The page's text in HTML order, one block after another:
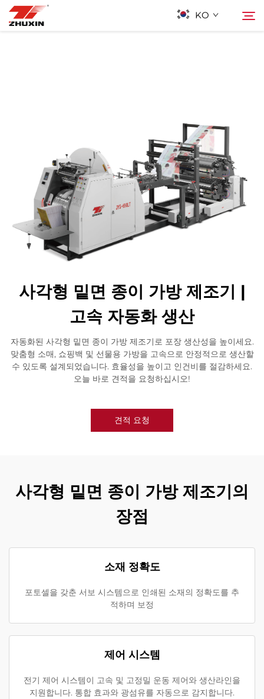
KO
연락하기
자주 묻는 질문
사각형 밑면 종이 가방 제조기 |
고속 자동화 생산
자동화된 사각형 밑면 종이 가방 제조기로 포장 생산성을 높이세요.
맞춤형 소매, 쇼핑백 및 선물용 가방을 고속으로 안정적으로 생산할
수 있도록 설계되었습니다. 효율성을 높이고 인건비를 절감하세요.
오늘 바로 견적을 요청하십시오!
견적 요청
사각형 밑면 종이 가방 제조기의
장점
소재 정확도
포토셀을 갖춘 서보 시스템으로 인쇄된 소재의 정확도를 추
적하며 보정
제어 시스템
전기 제어 시스템이 고속 및 고정밀 운동 제어와 생산라인을
지원합니다. 통합 효과와 광섬유를 자동으로 감지합니다.